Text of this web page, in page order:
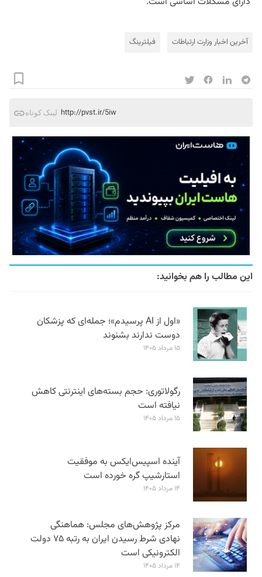
آخرین اخبار وزارت ارتباطات فیلترینگ
لینک کوتاه http://pvst.ir/5iw
این مطالب را هم بخوانید:
«اول از AI پرسیدم»؛ جمله‌ای که پزشکان
دوست ندارند بشنوند
۱۵ مرداد ۱۴۰۵
رگولاتوری: حجم بسته‌های اینترنتی کاهش
نیافته است
۱۵ مرداد ۱۴۰۵
آینده اسپیس‌ایکس به موفقیت
استارشیپ گره خورده است
۱۴ مرداد ۱۴۰۵
مرکز پژوهش‌های مجلس: هماهنگی
نهادی شرط رسیدن ایران به رتبه ۷۵ دولت
الکترونیکی است
۱۴ مرداد ۱۴۰۵